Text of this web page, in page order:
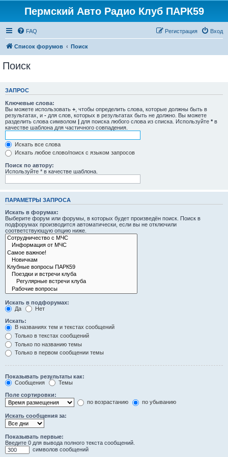
Пермский Авто Радио Клуб ПАРК59
FAQ Вход
Регистрация
Список форумов Поиск
Поиск
ЗАПРОС
Ключевые слова:
Вы можете использовать + , чтобы определить слова, которые должны быть в
результатах, и - для слов, которых в результатах быть не должно. Вы можете
разделить слова символом | для поиска любого слова из списка. Используйте * в
качестве шаблона для частичного совпадения.
Искать все слова
Искать любое слово/поиск с языком запросов
Поиск по автору:
Используйте * в качестве шаблона.
ПАРАМЕТРЫ ЗАПРОСА
Искать в форумах:
Выберите форум или форумы, в которых будет произведён поиск. Поиск в
подфорумах производится автоматически, если вы не отключили
соответствующую опцию ниже.
Искать в подфорумах:
Да
Нет
Искать:
В названиях тем и текстах сообщений
Только в текстах сообщений
Только по названию темы
Только в первом сообщении темы
Показывать результаты как:
Сообщения
Темы
Поле сортировки:
по возрастанию
по убыванию
Искать сообщения за:
Показывать первые:
Введите 0 для вывода полного текста сообщений.
символов сообщений